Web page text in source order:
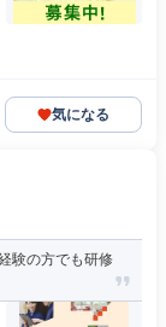
気になる
験の方でも研修